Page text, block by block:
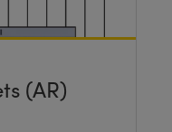
(AR)